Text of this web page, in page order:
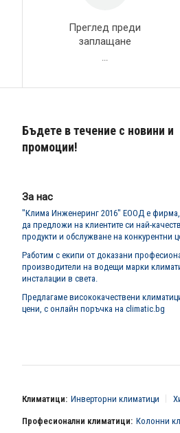
Преглед преди
заплащане
Бъдете в течение с новини и
промоции!
За нас
"Клима Инженеринг 2016" ЕООД е
да предложи на клиентите си най-
продукти и обслужване на конкурентни
Работим с екипи от доказани
производители на водещи марки
инсталации в света.
Предлагаме висококачествени
цени, с онлайн поръчка на climatic.bg
Климатици: Инверторни климатици
Професионални климатици: Колонни